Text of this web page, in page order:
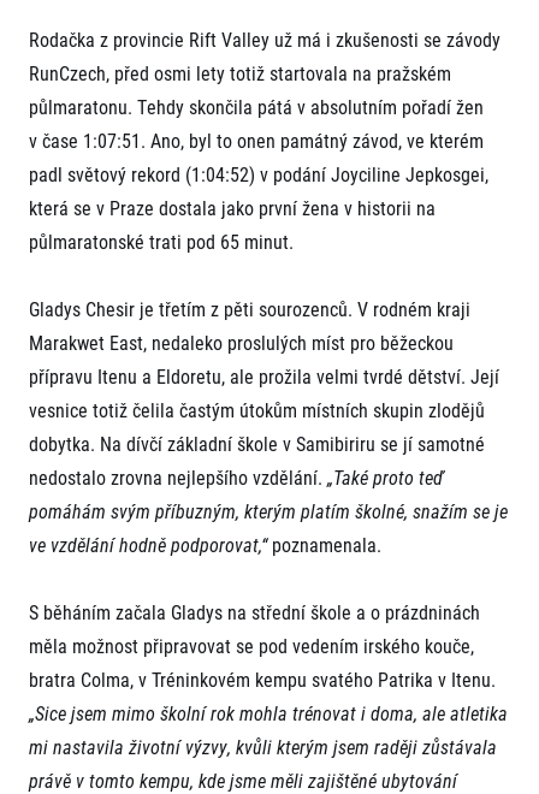
Mobilní aplikace RunCzech
Stáhněte si mobilní aplikaci RunCzech.
Poznámky pro editory
Magazíny
All Runners Are Beautiful
RunCzech Racing
Ekofilozofie
Running Mall
Vítejte v Running Mall
Kalendář
Individuální trénink
Skupinové tréninky
Firemní tréninky
Masáže
Titulární partneři
Informace o webu
Všeobecné smluvní podmínky
Informace o cookies
Podmínky GDPR
Rodačka z provincie Rift Valley už má i zkušenosti se závody
RunCzech, před osmi lety totiž startovala na pražském
půlmaratonu. Tehdy skončila pátá v absolutním pořadí žen
v čase 1:07:51. Ano, byl to onen památný závod, ve kterém
padl světový rekord (1:04:52) v podání Joyciline Jepkosgei,
která se v Praze dostala jako první žena v historii na
půlmaratonské trati pod 65 minut.
Gladys Chesir je třetím z pěti sourozenců. V rodném kraji
Marakwet East, nedaleko proslulých míst pro běžeckou
přípravu Itenu a Eldoretu, ale prožila velmi tvrdé dětství. Její
vesnice totiž čelila častým útokům místních skupin zlodějů
dobytka. Na dívčí základní škole v Samibiriru se jí samotné
nedostalo zrovna nejlepšího vzdělání. „Také proto teď
pomáhám svým příbuzným, kterým platím školné, snažím se je
ve vzdělání hodně podporovat,“poznamenala.
S běháním začala Gladys na střední škole a o prázdninách
měla možnost připravovat se pod vedením irského kouče,
bratra Colma, v Tréninkovém kempu svatého Patrika v Itenu.
„Sice jsem mimo školní rok mohla trénovat i doma, ale atletika
mi nastavila životní výzvy, kvůli kterým jsem raději zůstávala
právě v tomto kempu, kde jsme měli zajištěné ubytování